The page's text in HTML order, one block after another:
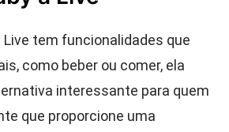
Live tem funcionalidades que
como beber ou comer, ela
interessante para quem
que proporcione uma